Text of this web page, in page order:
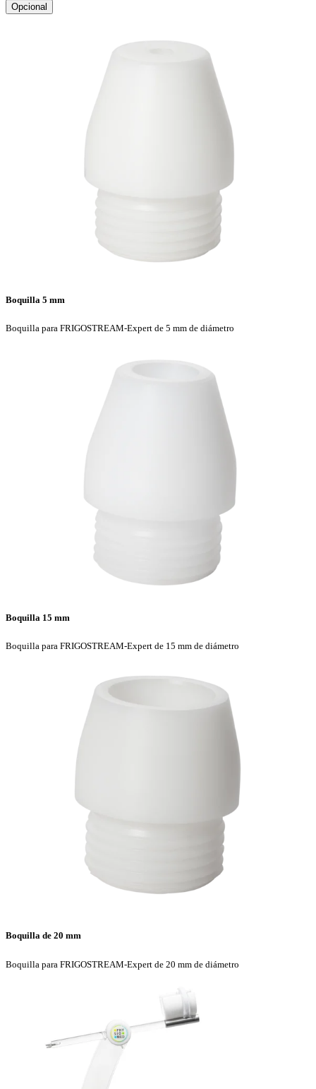
Opcional
Boquilla 5 mm
Boquilla para FRIGOSTREAM-Expert de 5 mm de diámetro
Boquilla 15 mm
Boquilla para FRIGOSTREAM-Expert de 15 mm de diámetro
Boquilla de 20 mm
Boquilla para FRIGOSTREAM-Expert de 20 mm de diámetro